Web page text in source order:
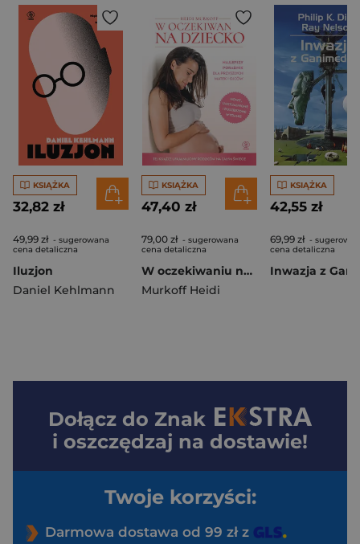
KSIĄŻKA
32,82 zł
49,99 zł - sugerowana
cena detaliczna
Iluzjon
Daniel Kehlmann
KSIĄŻKA
47,40 zł
79,00 zł - sugerowana
cena detaliczna
W oczekiwaniu na dziecko
Murkoff Heidi
KSIĄŻKA
42,55 zł
69,99 zł -
cena detaliczna
Dołącz do Znak
i oszczędzaj na dostawie!
Twoje korzyści:
Darmowa dostawa od 99 zł z